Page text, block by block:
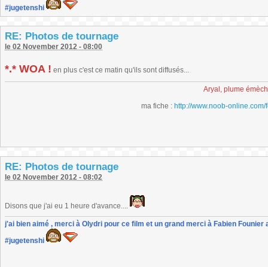
#jugetenshi
RE: Photos de tournage
le 02 November 2012 - 08:00
*.* WOA ! en plus c'est ce matin qu'ils sont diffusés...
Aryal, plume
ma fiche : http://www.noob-
RE: Photos de tournage
le 02 November 2012 - 08:02
Disons que j'ai eu 1 heure d'avance....
j'ai bien aimé , merci à Olydri pour ce film et un grand merci à Fabien
#jugetenshi